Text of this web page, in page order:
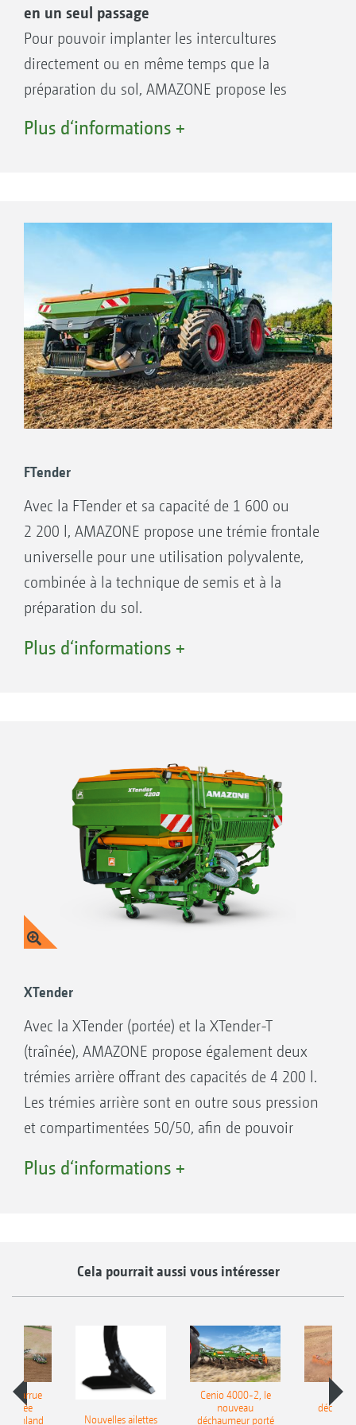
Trémie arrière
XTender 4200, capacité de trémie 4 200 l
XTender-T 4200, capacité de trémie 4 200 l
de distribution segmentée
Meilleure répartition transversale sur toute
la largeur de travail
Combinaison de plusieurs dispositifs de
semis
Grands débits possibles
Équipement variable avec 12 à 48 sorties
Semis spécifique à la surface parcellaire
en un seul passage
Pour pouvoir implanter les intercultures
directement ou en même temps que la
préparation du sol, AMAZONE propose les
semoirs compacts GreenDrill 200 pour les
modèles portés et GreenDrill 501 pour les
Vos avantages
Application d’intercultures et de semences
fines graines, associée à la préparation du
sol
Des débits importants sont aussi possibles
grâce aux différentes bobines de dosage
Incorporation sur une large surface par le
Sécurité et confort d’accès par un
marchepied
Dosage précis avec répartition transversale
exceptionnelle
Commande machine confortable possible
via ISOBUS (GD 501) pour permettre un
spécifique à la surface parcellaire
Plus d‘informations +
FTender
Avec la FTender et sa capacité de 1 600 ou
2 200 l, AMAZONE propose une trémie frontale
universelle pour une utilisation polyvalente,
combinée à la technique de semis et à la
préparation du sol.
pilotage de la trémie peut se faire via le
surface parcellaire par le biais de la carte de
modulation.
Plus d‘informations +
XTender
Avec la XTender (portée) et la XTender-T
(traînée), AMAZONE propose également deux
trémies arrière offrant des capacités de 4 200 l.
Les trémies arrière sont en outre sous pression
et compartimentées 50/50, afin de pouvoir
différents, tels que de l’engrais et la semence.
Rendement élevé grâce à la capacité
Coûts machine réduits grâce à une flexibilité
et à des possibilités d’utilisation renforcées
Travail précis grâce à la commande ISOBUS
Plus d‘informations +
Cela pourrait aussi vous intéresser
charrue
portée
Onland
Nouvelles ailettes
Cenio 4000-2, le
nouveau
déchaumeur porté